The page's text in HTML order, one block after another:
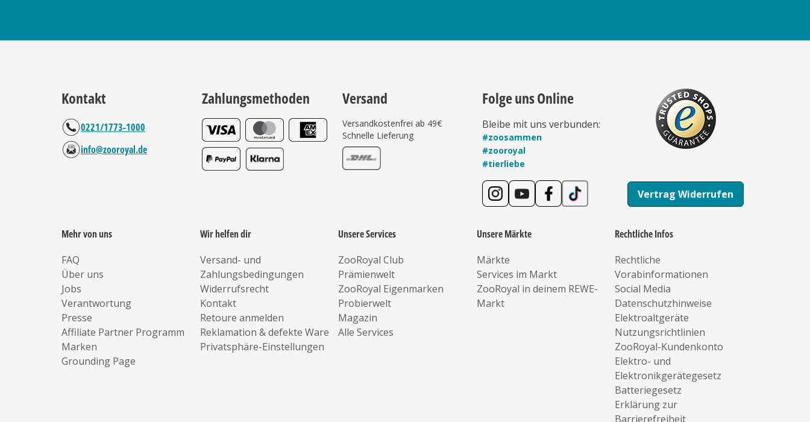
Kontakt
0221/1773-1000
info@zooroyal.de
Zahlungsmethoden Versand
Versandkostenfrei ab 49€
Schnelle Lieferung
Folge uns Online
Bleibe mit uns verbunden:
#zoosammen
#zooroyal
#tierliebe
Vertrag Widerrufen
Mehr von uns
FAQ
Über uns
Jobs
Verantwortung
Presse
Affiliate Partner Programm
Marken
Grounding Page
Wir helfen dir
Versand- und
Zahlungsbedingungen
Widerrufsrecht
Kontakt
Retoure anmelden
Reklamation & defekte Ware
Privatsphäre-Einstellungen
Unsere Services
ZooRoyal Club
Prämienwelt
ZooRoyal Eigenmarken
Probierwelt
Magazin
Alle Services
Unsere Märkte
Märkte
Services im Markt
ZooRoyal in deinem REWE-
Markt
Rechtliche Infos
Rechtliche
Vorabinformationen
Social Media
Datenschutzhinweise
Elektroaltgeräte
Nutzungsrichtlinien
ZooRoyal-Kundenkonto
Elektro- und
Elektronikgerätegesetz
Batteriegesetz
Erklärung zur
Barrierefreiheit